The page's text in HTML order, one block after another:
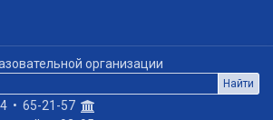
организации
Найти
• 65-21-57